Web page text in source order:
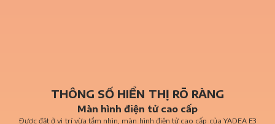
THÔNG SỐ HIỂN THỊ RÕ RÀNG
Màn hình điện tử cao cấp
Được đặt ở vị trí vừa tầm nhìn, màn hình điện tử cao cấp của YADEA E3